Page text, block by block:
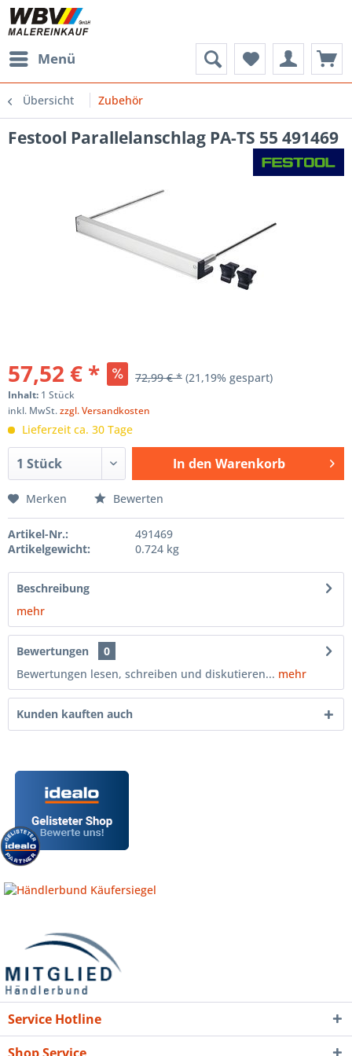
Menü
Übersicht Zubehör
Festool Parallelanschlag PA-TS 55 491469
57,52 € * 72,99 € * (21,19% gespart)
Inhalt: 1 Stück
inkl. MwSt.zzgl. Versandkosten
Lieferzeit ca. 30 Tage
In den Warenkorb
Merken Bewerten
Artikel-Nr.:
491469
Artikelgewicht:
0.724 kg
Beschreibung
mehr
Bewertungen
0
Bewertungen lesen, schreiben und diskutieren... mehr
Kunden kauften auch
Service Hotline
Shop Service